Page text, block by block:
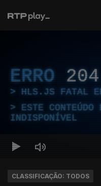
ERRO 204
HLS.JS FATAL
ESTE CONTEÚDO
INDISPONÍVEL
CLASSIFICAÇÃO: TODOS